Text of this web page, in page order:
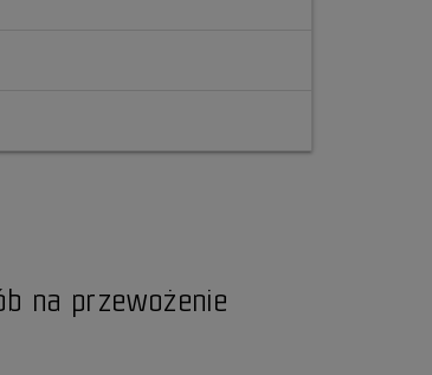
na przewożenie